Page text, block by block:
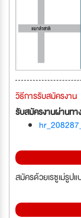
วิธีการรับสมัครงาน
รับสมัครงานผ่านทา
สมัครด้วยเรซูเม่รูป